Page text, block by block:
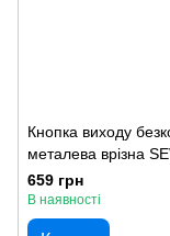
Кнопка виходу
металева врізна
7490N
659 грн
В наявності